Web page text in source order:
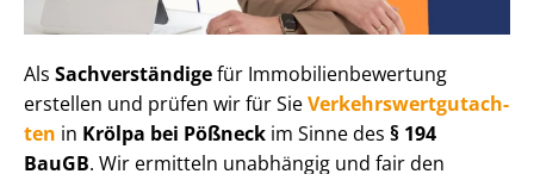
Als Sachverständigefür Im­mo­bi­li­en­be­wer­tung
erstellen und prüfen wir für SieVer­kehrs­wert­gut­ach­
ten in Krölpa bei Pößneck im Sinne des § 194
BauGB. Wir ermitteln unabhängig und fair den